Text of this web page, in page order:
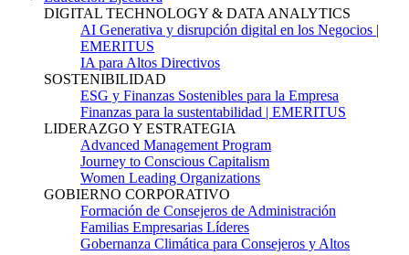
DIGITAL TECHNOLOGY & DATA ANALYTICS
AI Generativa y disrupción digital en los Negocios |
EMERITUS
IA para Altos Directivos
SOSTENIBILIDAD
ESG y Finanzas Sostenibles para la Empresa
Finanzas para la sustentabilidad | EMERITUS
LIDERAZGO Y ESTRATEGIA
Advanced Management Program
Journey to Conscious Capitalism
Women Leading Organizations
GOBIERNO CORPORATIVO
Formación de Consejeros de Administración
Familias Empresarias Líderes
Gobernanza Climática para Consejeros y Altos